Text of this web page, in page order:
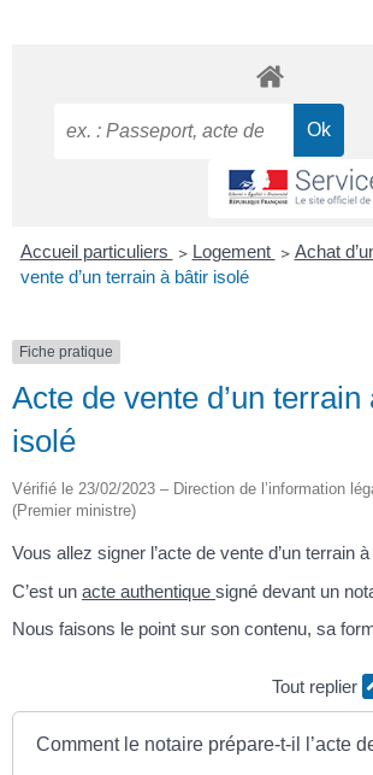
Accueil particuliers > Logement > Achat
vente d’un terrain à bâtir isolé
Fiche pratique
Acte de vente d’un terrain
isolé
Vérifié le 23/02/2023 – Direction de l’information
(Premier ministre)
Vous allez signer l’acte de vente d’un terrain
C’est un acte authentique signé devant un
Nous faisons le point sur son contenu, sa
Tout replier
Comment le notaire prépare-t-il l’acte